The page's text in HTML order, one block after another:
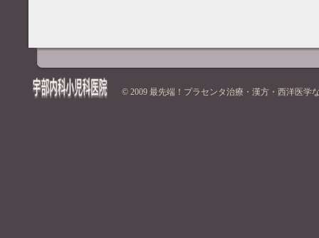
© 2009 最先端！プラセンタ治療・漢方・西洋医学